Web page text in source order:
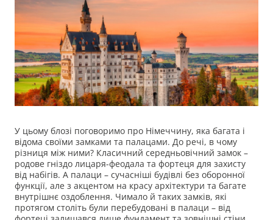
У цьому блозі поговоримо про Німеччину, яка багата і
відома своїми замками та палацами. До речі, в чому
різниця між ними? Класичний середньовічний замок –
родове гніздо лицаря-феодала та фортеця для захисту
від набігів. А палаци – сучасніші будівлі без оборонної
функції, але з акцентом на красу архітектури та багате
внутрішнє оздоблення. Чимало й таких замків, які
протягом століть були перебудовані в палаци – від